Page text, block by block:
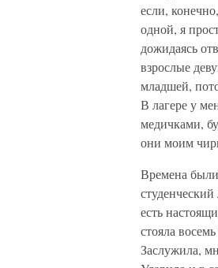
если,
одной, я
дожидаясь
взрослые
младшей,
В лагере у
медичками,
они моим
Времена
есть
стояла
Заслужила,